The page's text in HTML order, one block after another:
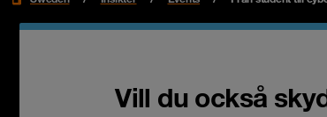
Vill du också